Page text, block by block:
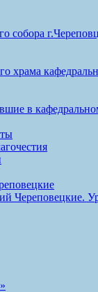
собора
храма
в
Череповецкие.